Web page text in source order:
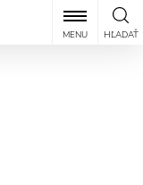
HĽADAŤ
MENU